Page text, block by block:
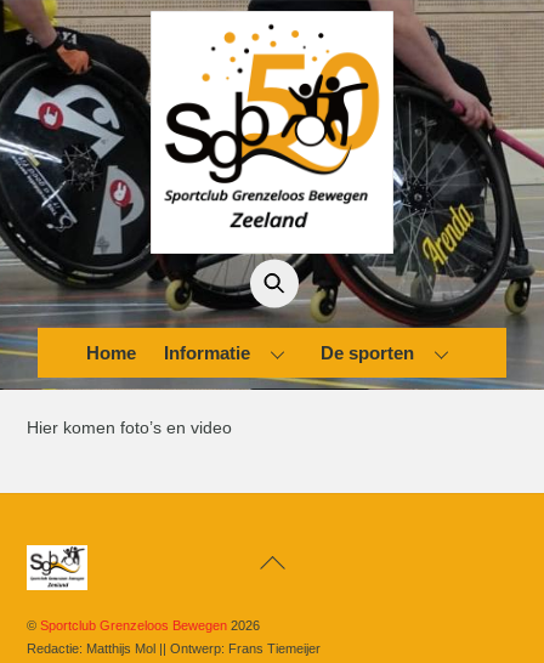
Skip
content
Home Informatie De sporten
Hier komen foto’s en video
Back
©Sportclub Grenzeloos Bewegen 2026
Redactie: Matthijs Mol || Ontwerp: Frans Tiemeijer